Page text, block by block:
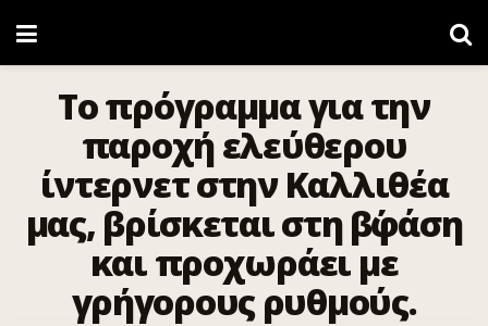
Το πρόγραμμα για την
παροχή ελεύθερου
ίντερνετ στην Καλλιθέα
μας, βρίσκεται στη β΄φάση
και προχωράει με
γρήγορους ρυθμούς.